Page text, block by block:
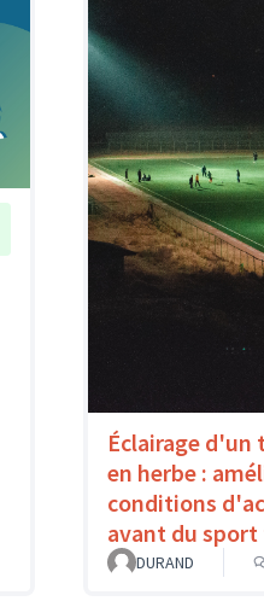
Éclairage
en herbe :
conditions
avant du
DURAND